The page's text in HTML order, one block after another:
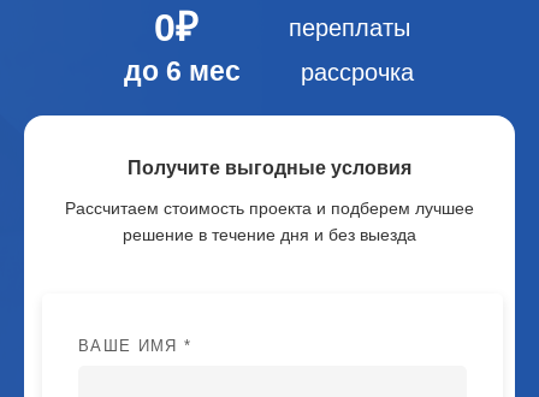
0₽ переплаты
до 6 мес рассрочка
Получите выгодные условия
Рассчитаем стоимость проекта и подберем лучшее
решение в течение дня и без выезда
ВАШЕ ИМЯ *